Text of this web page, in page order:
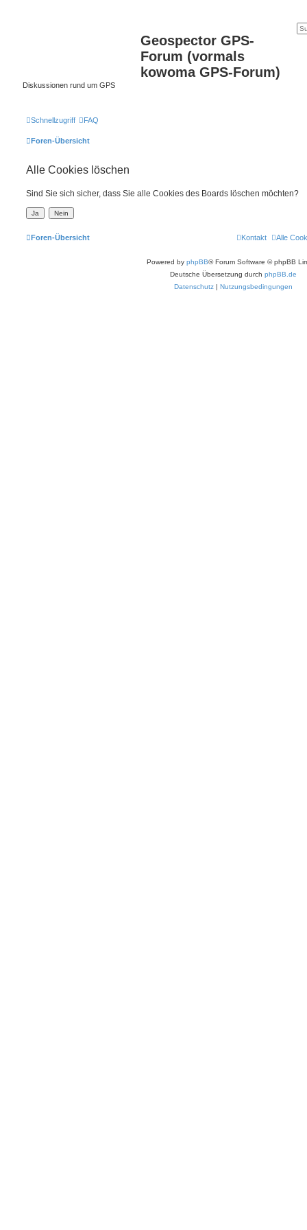
Geospector GPS-
Forum (vormals
kowoma GPS-Forum)
Diskussionen rund um GPS
Schnellzugriff FAQ
Foren-Übersicht
Alle Cookies löschen
Sind Sie sich sicher, dass Sie alle Cookies des Boards löschen möchten?
Foren-Übersicht Alle
Kontakt
Powered by phpBB® Forum Software © phpBB
Deutsche Übersetzung durch phpBB.de
Datenschutz | Nutzungsbedingungen